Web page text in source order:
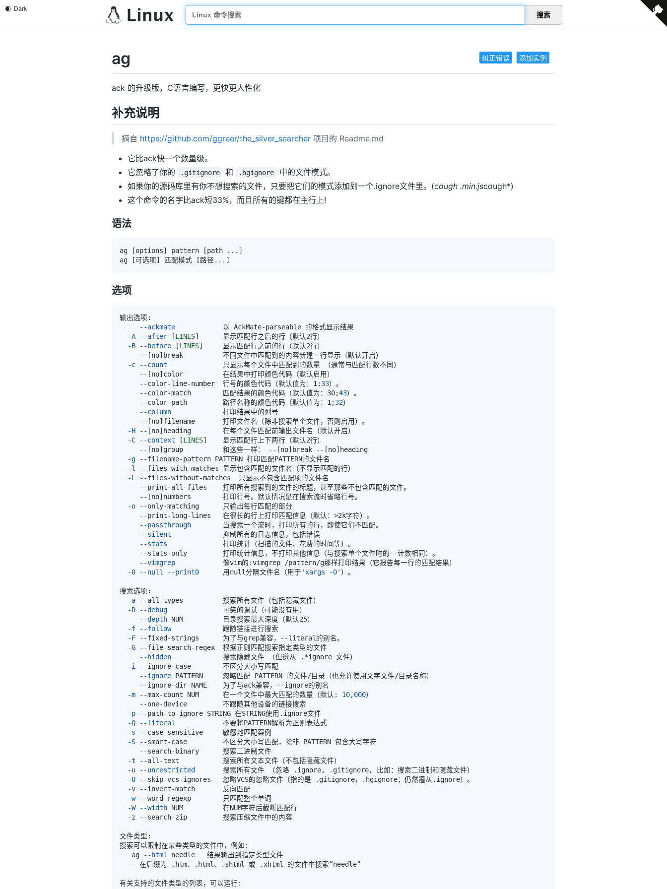
搜索
纠正错误 添加实例
ag
ack 的升级版，C语言编写，更快更人性化
补充说明
摘自 https://github.com/ggreer/the_silver_searcher 项目的 Readme.md
它比ack快一个数量级。
它忽略了你的
.gitignore 和 .hgignore
中的文件模式。
如果你的源码库里有你不想搜索的文件，只要把它们的模式添加到一个.ignore文件里。(cough .min.jscough*)
这个命令的名字比ack短33%，而且所有的键都在主行上!
语法
ag [options] pattern [path .. . ]
ag
[可选项] 匹配模式 [路径 .. . ]
选项
--ackmate
-A
--after [LINES]
-B
--before [LINES]
     --
[no]
-c
--count
     --
[no]
     --color-line-number  行号的颜色代码（默认值为：1
;33
     --color-match        匹配结果的颜色代码（默认值为：30
;43
     --color-path         路径名称的颜色代码（默认值为：1
;32
--column
     --
[no]
-H -- [no]
-C
--context [LINES]
     --
[no] group          和这些一样： -- [no] break -- [no]
-g
-l
-L
     --
[no]
-o
     --print-long-lines   在很长的行上打印匹配信息（默认：
>
--passthrough
--silent
--stats
--vimgrep
-0
--null --print0
      用null分隔文件名（用于
'xargs -0'
-a
-D
--debug
--depth
-f
--follow
-F
-G
--hidden
-i
--ignore
-m --max-count NUM      在一个文件中最大匹配的数量（默认: 10,000
-p
-Q
--literal
-s
-S
-t
-u
--unrestricted
-U
-v
-w
-W
--width
-z
   ag
--html